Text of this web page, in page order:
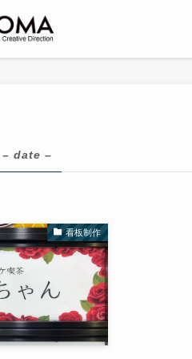
– date –
看板制作